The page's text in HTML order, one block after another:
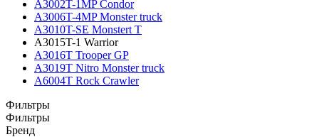
A3002T-1MP Condor
A3006T-4MP Monster truck
A3010T-SE Monstert T
A3015T-1 Warrior
A3016T Trooper GP
A3019T Nitro Monster truck
A6004T Rock Crawler
Фильтры
Фильтры
Бренд